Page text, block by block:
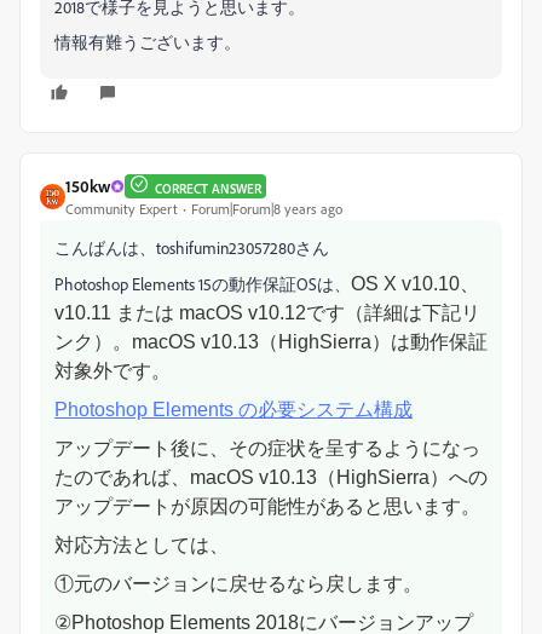
2018で様子を見ようと思います。
情報有難うございます。
150kw CORRECT ANSWER
Community Expert Forum|Forum|8 years ago
こんばんは、toshifumin23057280さん
Photoshop Elements 15の動作保証OSは、 OS X v10.10、
v10.11 または macOS v10.12です（詳細は下記リ
ンク）。 macOS v10.13（HighSierra）は動作保証
対象外です。
Photoshop Elements の必要システム構成
アップデート後に、その症状を呈するようになっ
たのであれば、 macOS v10.13（HighSierra）への
アップデートが原因の可能性があると思います。
対応方法としては、
①元のバージョンに戻せるなら戻します。
②Photoshop Elements 2018にバージョンアップ